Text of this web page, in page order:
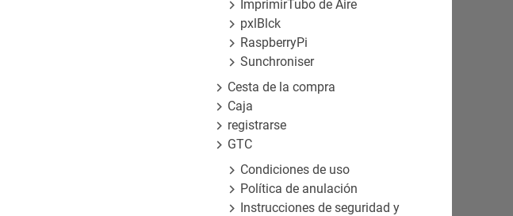
ImprimirTubo de Aire
pxlBlck
RaspberryPi
Sunchroniser
Cesta de la compra
Caja
registrarse
GTC
Condiciones de uso
Política de anulación
Instrucciones de seguridad y